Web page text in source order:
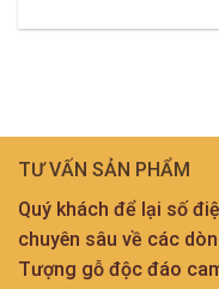
TƯ VẤN SẢN PHẨM
Quý khách để lại số
chuyên sâu về các
Tượng gỗ độc đáo